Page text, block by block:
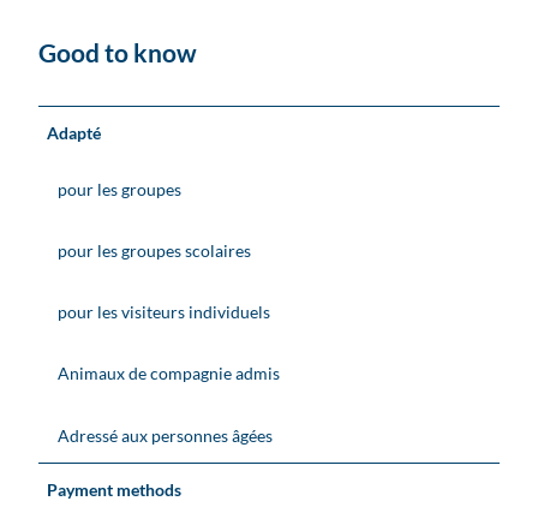
Good to know
Adapté
pour les groupes
pour les groupes scolaires
pour les visiteurs individuels
Animaux de compagnie admis
Adressé aux personnes âgées
Payment methods